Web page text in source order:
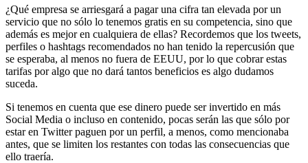
¿Qué empresa se arriesgará a pagar una cifra tan elevada por un
servicio que no sólo lo tenemos gratis en su competencia, sino que
además es mejor en cualquiera de ellas? Recordemos que los tweets,
perfiles o hashtags recomendados no han tenido la repercusión que
se esperaba, al menos no fuera de EEUU, por lo que cobrar estas
tarifas por algo que no dará tantos beneficios es algo dudamos
suceda.
Si tenemos en cuenta que ese dinero puede ser invertido en más
Social Media o incluso en contenido, pocas serán las que sólo por
estar en Twitter paguen por un perfil, a menos, como mencionaba
antes, que se limiten los restantes con todas las consecuencias que
ello traería.